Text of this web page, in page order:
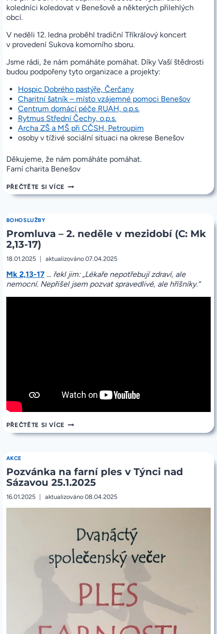
koledníci koledovat v Benešově a některých přilehlých
obcí.
V neděli 12. ledna proběhl tradiční Tříkrálový koncert
v provedení Sukova komorního sboru.
Jsme rádi, že nám pomáháte pomáhat. Díky Vaší štědrosti
budou podpořeny tyto organizace a projekty:
Hospic Dobrého pastýře, Čerčany
Charitní šatník – místo vzájemné pomoci Benešov
Centrum domácí péče RUAH, o.p.s.
Rytmus Střední Čechy, o.p.s.
Archa ZŠ a MŠ při CČSH, Petroupim
osoby v tíživé sociální situaci na okrese Benešov
Děkujeme, že nám pomáháte pomáhat.
Farní charita Benešov
PŘEČTĚTE SI VÍCE PODĚKOVÁNÍ
ZA
BOHOSLUŽBY
Promluva – 2. neděle v mezidobí (C: Mk
2,13-17)
18.01.2025 aktualizováno 07.04.2025
Mk 2,13-17… řekl jim: „Lékaře nepotřebují zdraví, ale
nemocní. Nepřišel jsem pozvat spravedlivé, ale hříšníky.“
PŘEČTĚTE SI VÍCE PROMLUVA
(C:
MK
2,13-
AKCE
Pozvánka na farní ples v Týnci nad
Sázavou 25.1.2025
16.01.2025 aktualizováno 08.04.2025